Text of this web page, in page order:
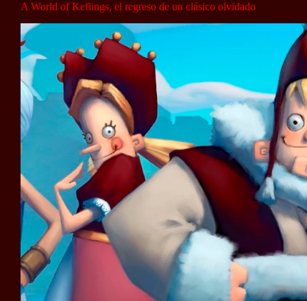
A World of Keflings, el regreso de un clásico olvidado